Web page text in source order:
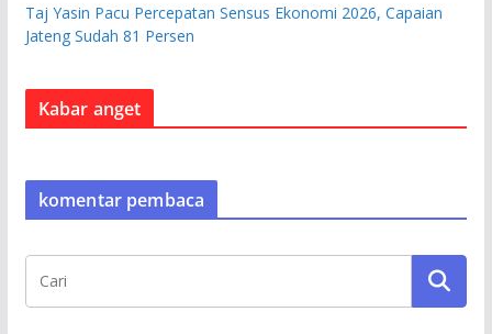
Taj Yasin Pacu Percepatan Sensus Ekonomi 2026, Capaian
Jateng Sudah 81 Persen
Kabar anget
komentar pembaca